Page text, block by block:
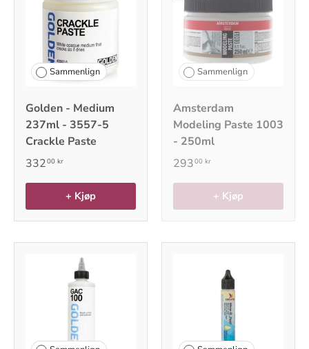
Sammenlign
Golden - Medium
237ml - 3557-5
Crackle Paste
33200 kr
+ Kjøp
Sammenlign
Amsterdam
Modeling Paste 1003
- 250ml
29300 kr
+ Kjøp